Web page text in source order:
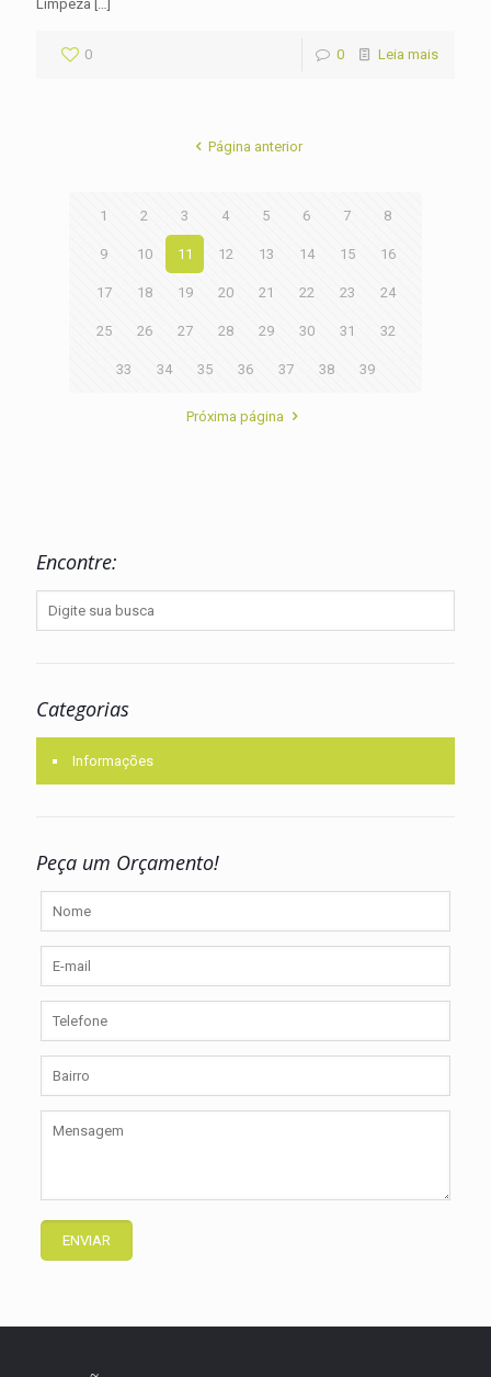
Limpeza […]
0 0 Leia mais
Página anterior
1 2 3 4 5 6 7 8
9 10 11 12 13 14 15 16
17 18 19 20 21 22 23 24
25 26 27 28 29 30 31 32
33 34 35 36 37 38 39
Próxima página
Encontre:
Categorias
Informações
Peça um Orçamento!